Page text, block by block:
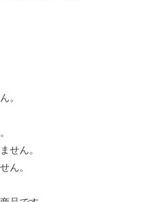
。
せん。
ん。